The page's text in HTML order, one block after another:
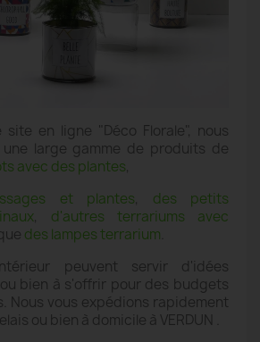
site en ligne "Déco Florale", nous
large gamme de produits de
avec des plantes,
et plantes, des petits
, d'autres terrariums avec
des lampes terrarium
peuvent servir d'idées
bien à s'offrir pour des budgets
Nous vous expédions rapidement
ou bien à domicile à VERDUN .